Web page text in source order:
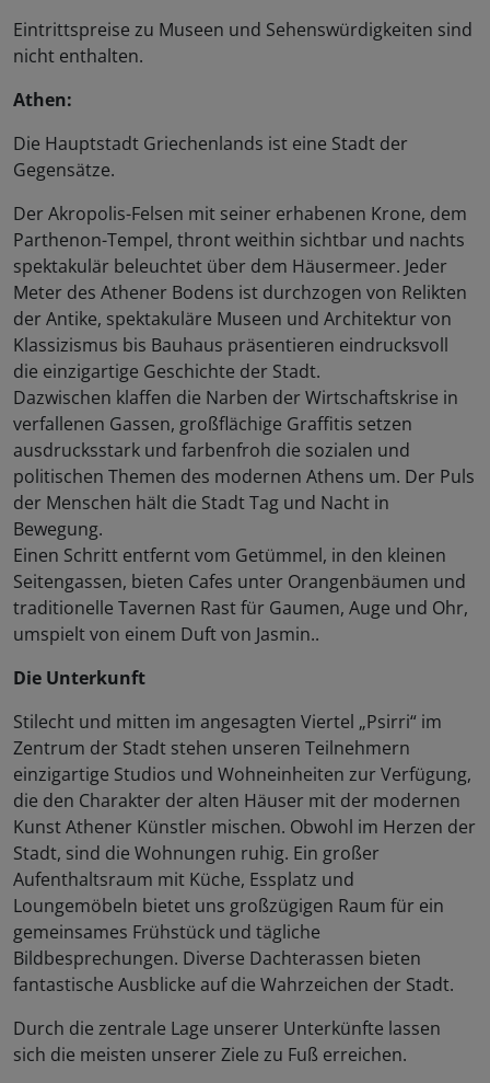
Eintrittspreise zu Museen und Sehenswürdigkeiten sind
nicht enthalten.
Athen:
Die Hauptstadt Griechenlands ist eine Stadt der
Gegensätze.
Der Akropolis-Felsen mit seiner erhabenen Krone, dem
Parthenon-Tempel, thront weithin sichtbar und nachts
spektakulär beleuchtet über dem Häusermeer. Jeder
Meter des Athener Bodens ist durchzogen von Relikten
der Antike, spektakuläre Museen und Architektur von
Klassizismus bis Bauhaus präsentieren eindrucksvoll
die einzigartige Geschichte der Stadt.
Dazwischen klaffen die Narben der Wirtschaftskrise in
verfallenen Gassen, großflächige Graffitis setzen
ausdrucksstark und farbenfroh die sozialen und
politischen Themen des modernen Athens um. Der Puls
der Menschen hält die Stadt Tag und Nacht in
Bewegung.
Einen Schritt entfernt vom Getümmel, in den kleinen
Seitengassen, bieten Cafes unter Orangenbäumen und
traditionelle Tavernen Rast für Gaumen, Auge und Ohr,
umspielt von einem Duft von Jasmin..
Die Unterkunft
Stilecht und mitten im angesagten Viertel „Psirri“ im
Zentrum der Stadt stehen unseren Teilnehmern
einzigartige Studios und Wohneinheiten zur Verfügung,
die den Charakter der alten Häuser mit der modernen
Kunst Athener Künstler mischen. Obwohl im Herzen der
Stadt, sind die Wohnungen ruhig. Ein großer
Aufenthaltsraum mit Küche, Essplatz und
Loungemöbeln bietet uns großzügigen Raum für ein
gemeinsames Frühstück und tägliche
Bildbesprechungen. Diverse Dachterassen bieten
fantastische Ausblicke auf die Wahrzeichen der Stadt.
Durch die zentrale Lage unserer Unterkünfte lassen
sich die meisten unserer Ziele zu Fuß erreichen.